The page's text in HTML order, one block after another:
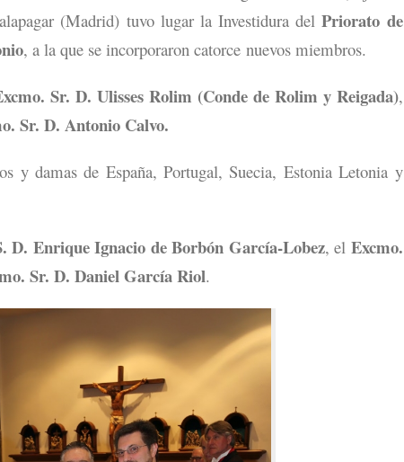
(Madrid) tuvo lugar la Investidura delPriorato de
, a la que se incorporaron catorce nuevos miembros.
Sr. D. Ulisses Rolim (Conde de Rolim y Reigada),
Sr. D. Antonio Calvo.
y damas de España, Portugal, Suecia, Estonia Letonia y
D. Enrique Ignacio de Borbón García-Lobez, el Excmo.
Sr. D. Daniel García Riol.